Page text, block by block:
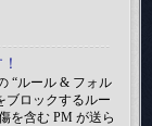
“ルール & フォル
ブロックするルー
を含む PM が送ら